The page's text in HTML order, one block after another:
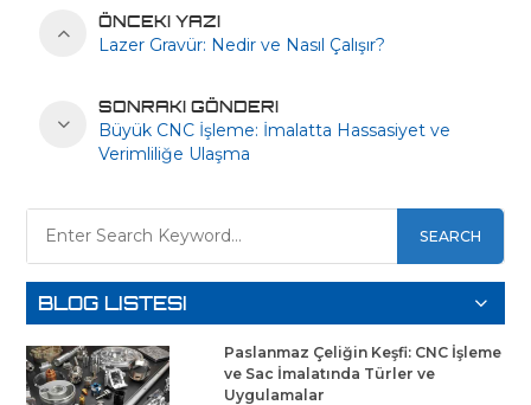
ÖNCEKI YAZI
Lazer Gravür: Nedir ve Nasıl Çalışır?
SONRAKI GÖNDERI
Büyük CNC İşleme: İmalatta Hassasiyet ve
Verimliliğe Ulaşma
SEARCH
BLOG LISTESI
Paslanmaz Çeliğin Keşfi: CNC İşleme
ve Sac İmalatında Türler ve
Uygulamalar